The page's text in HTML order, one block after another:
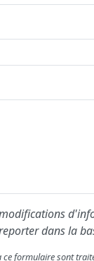
dans la
ce formulaire sont